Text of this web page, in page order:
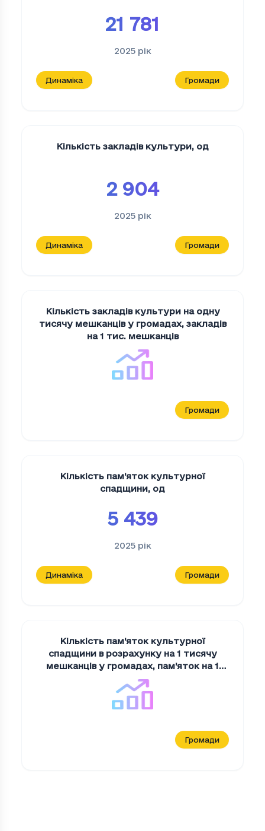
21 781
2025 рік
Динаміка Громади
Кількість закладів культури, од
2 904
2025 рік
Динаміка Громади
Кількість закладів культури на одну
тисячу мешканців у громадах, закладів
на 1 тис. мешканців
Громади
Кількість пам’яток культурної
спадщини, од
5 439
2025 рік
Динаміка Громади
Кількість пам'яток культурної
спадщини в розрахунку на 1 тисячу
мешканців у громадах, пам'яток на 1
тис. мешканців
Громади